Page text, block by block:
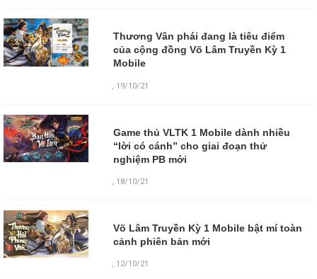
Thương Vân phái đang là tiêu điểm
của cộng đồng Võ Lâm Truyền Kỳ 1
Mobile
19/10/21
Game thủ VLTK 1 Mobile dành nhiều
“lời có cánh” cho giai đoạn thử
nghiệm PB mới
, 18/10/21
Võ Lâm Truyền Kỳ 1 Mobile bật mí toàn
cảnh phiên bản mới
, 12/10/21